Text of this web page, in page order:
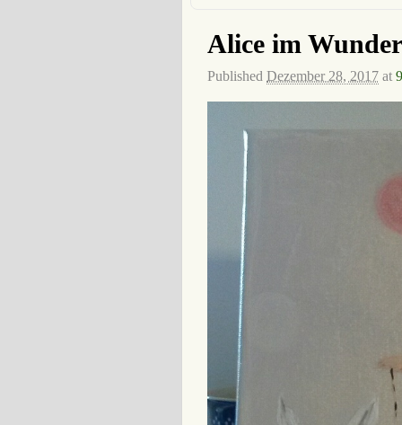
Alice im
PublishedDezember 28, 2017 at